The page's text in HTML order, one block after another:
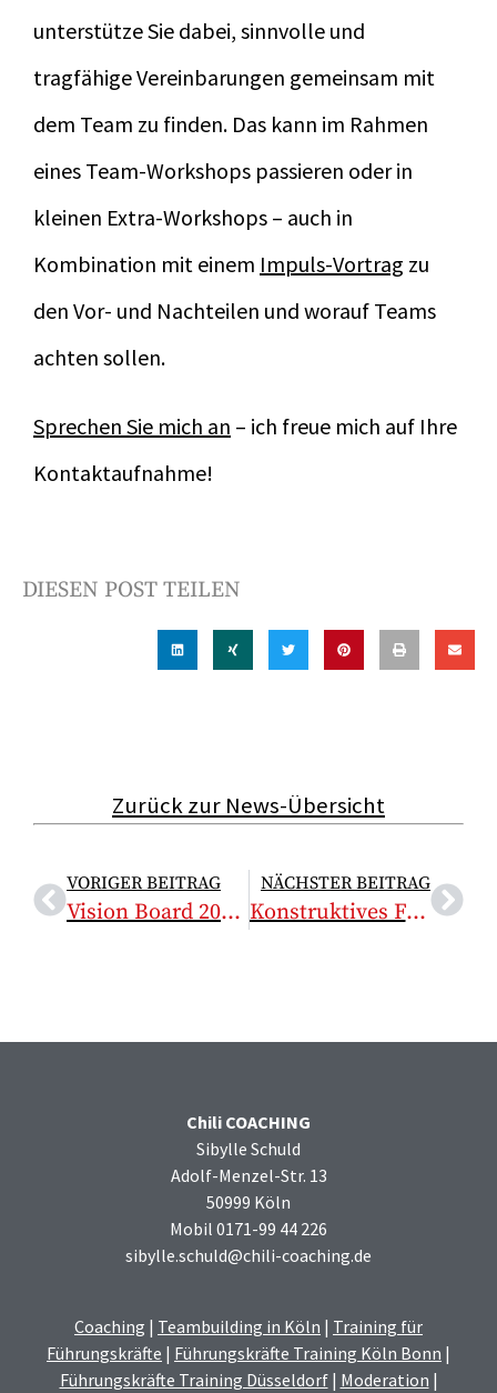
unterstütze Sie dabei, sinnvolle und
tragfähige Vereinbarungen gemeinsam mit
dem Team zu finden. Das kann im Rahmen
eines Team-Workshops passieren oder in
kleinen Extra-Workshops – auch in
Kombination mit einem Impuls-Vortrag zu
den Vor- und Nachteilen und worauf Teams
achten sollen.
Sprechen Sie mich an – ich freue mich auf Ihre
Kontaktaufnahme!
DIESEN POST TEILEN
Zurück zur News-Übersicht
VORIGER BEITRAG
Vision Board 2023 beim Coaching für Führungskräfte
NÄCHSTER BEITRAG
Konstruktives Feedback geben – mit dem Feedback Poster in Team-Coaching, Führungskräfte Coaching und Mediation
Chili COACHING
Sibylle Schuld
Adolf-Menzel-Str. 13
50999 Köln
Mobil 0171-99 44 226
sibylle.schuld@chili-coaching.de
Coaching | Teambuilding in Köln | Training für
Führungskräfte | Führungskräfte Training Köln Bonn |
Führungskräfte Training Düsseldorf| Moderation |